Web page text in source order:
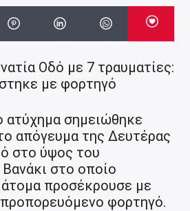
Οδό με 7 τραυματίες:
με φορτηγό
ατύχημα σημειώθηκε
απόγευμα της Δευτέρας
στο ύψος του
στο οποίο
προσέκρουσε με
φορτηγό.